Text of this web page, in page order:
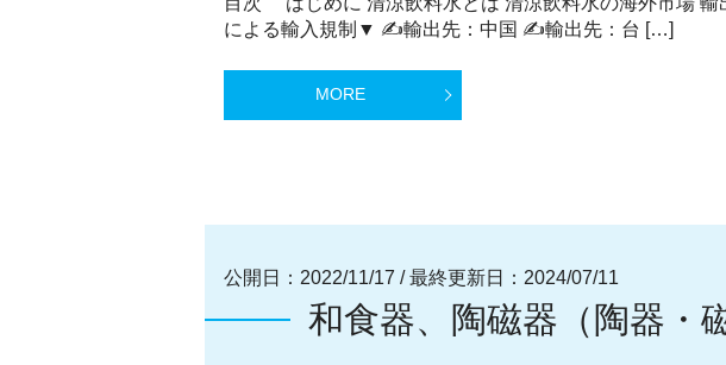
による輸入規制▼ ✍輸出先：中国 ✍輸出先：台 […]
MORE
公開日：2022/11/17 /最終更新日：2024/07/11
和食器、陶磁器（陶器・